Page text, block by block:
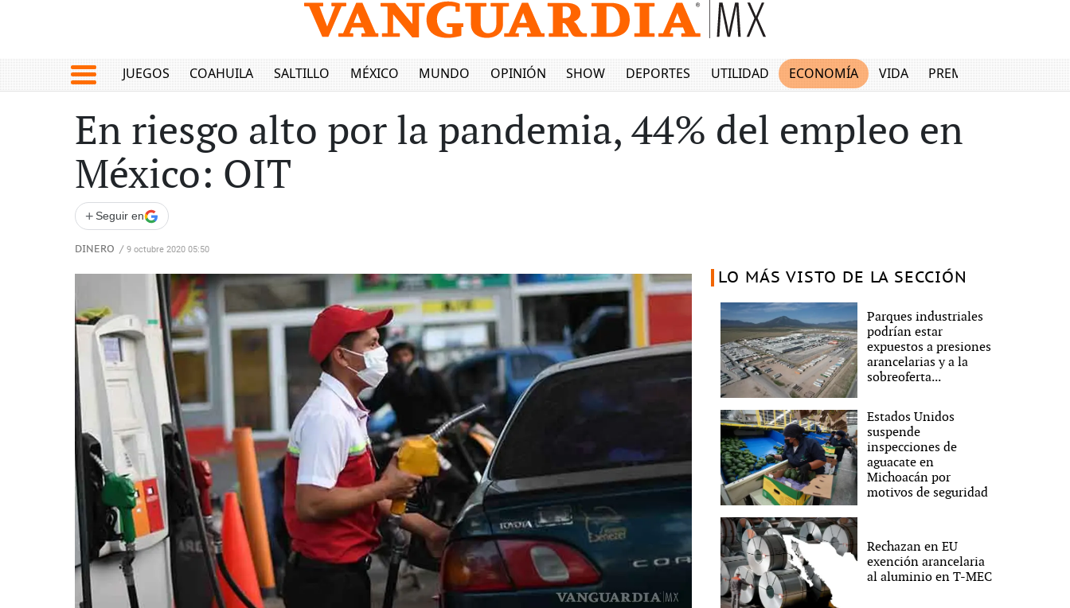
JUEGOS COAHUILA SALTILLO MÉXICO MUNDO OPINIÓN SHOW DEPORTES UTILIDAD ECONOMÍA VIDA PREMIUM
En riesgo alto por la pandemia, 44% del empleo en
México: OIT
+ Seguir en
DINERO / 9 octubre 2020 05:50
LO MÁS VISTO DE LA SECCIÓN
Parques industriales
podrían estar
expuestos a presiones
arancelarias y a la
sobreoferta...
Estados Unidos
suspende
inspecciones de
aguacate en
Michoacán por
motivos de seguridad
Rechazan en EU
exención arancelaria
al aluminio en T-MEC